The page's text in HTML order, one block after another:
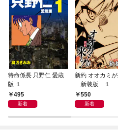
特命係長 只野仁 愛蔵
版 １
495
新着
新約 オオカミが
新装版 １
550
新着